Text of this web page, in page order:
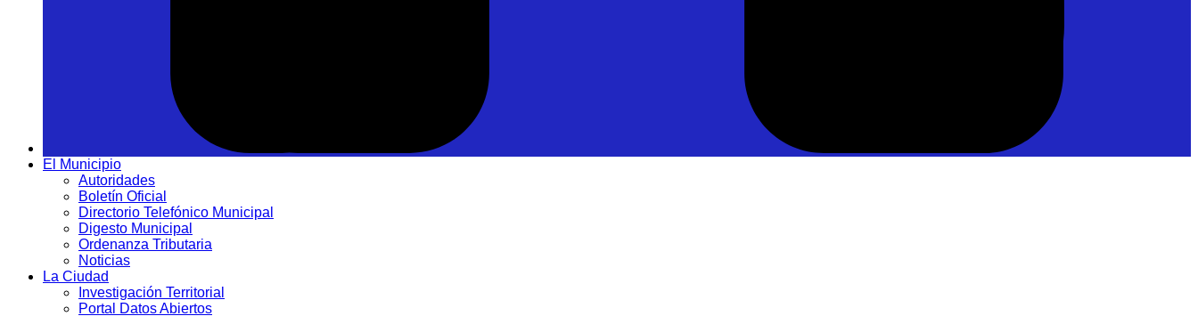
El Municipio
Autoridades
Boletín Oficial
Directorio Telefónico Municipal
Digesto Municipal
Ordenanza Tributaria
Noticias
La Ciudad
Investigación Territorial
Portal Datos Abiertos